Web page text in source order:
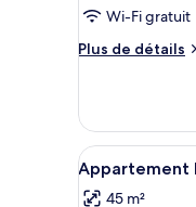
Double
Junior,
double,
balcon,
vue
jardin
Wi-Fi gratuit
Plus de détails
Plus
le
type
de
chambre
Afficher
toutes
10
Appartement
45 m²